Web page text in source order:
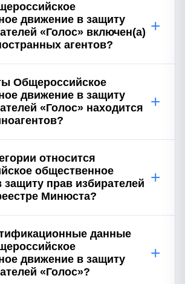
движение в защиту
«Голос» включен(а)
агентов?
+
Общероссийское
движение в защиту
«Голос» находится
+
относится
общественное
прав избирателей
Минюста?
+
данные
движение в защиту
«Голос»?
+